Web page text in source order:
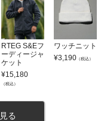
RTEG S&Eフ
ーディージャ
ケット
¥15,180
（税込）
ワッチニット
¥3,190 （税込）
る